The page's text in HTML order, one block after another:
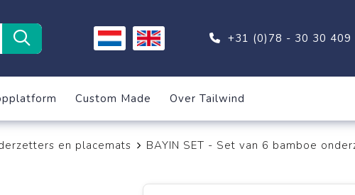
+31 (0)78 - 30 30 409
Custom Made Over Tailwind
en placemats BAYIN SET - Set van 6 bamboe